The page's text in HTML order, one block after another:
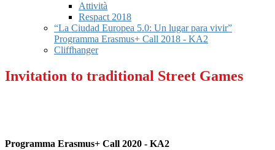
Attività
Respact 2018
“La Ciudad Europea 5.0: Un lugar para vivir”
Programma Erasmus+ Call 2018 - KA2
Cliffhanger
Invitation to traditional Street Games
Programma Erasmus+ Call 2020 - KA2